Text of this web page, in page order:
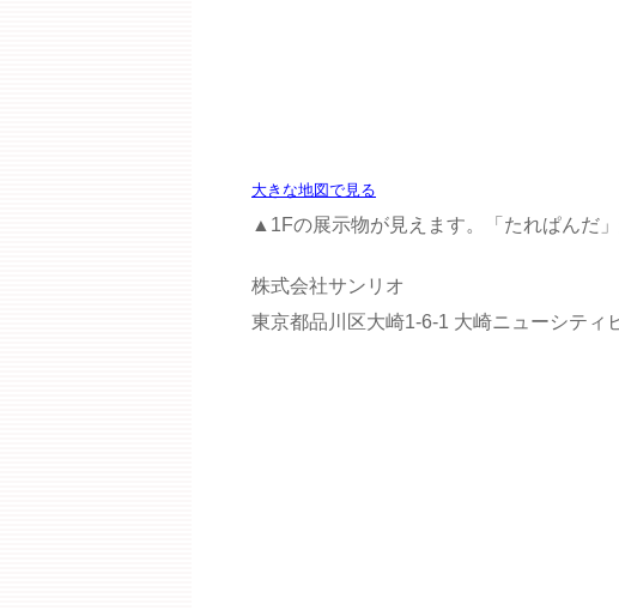
大きな地図で見る
▲1Fの展示物が見えます。「たれぱんだ」
株式会社サンリオ
東京都品川区大崎1-6-1 大崎ニューシティ